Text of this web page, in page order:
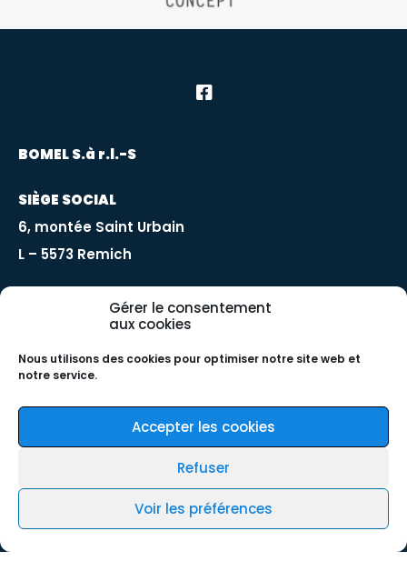
Gérer le consentement
aux cookies
Nous utilisons des cookies pour optimiser notre site web et
notre service.
Accepter les cookies
Refuser
Voir les préférences
BOMEL S.à r.l.-S
SIÈGE SOCIAL
6, montée Saint Urbain
L – 5573 Remich
INFORMATIONS
E-mail:info@bomel.lu
+352 621 220 341 / + 352 661 234 199